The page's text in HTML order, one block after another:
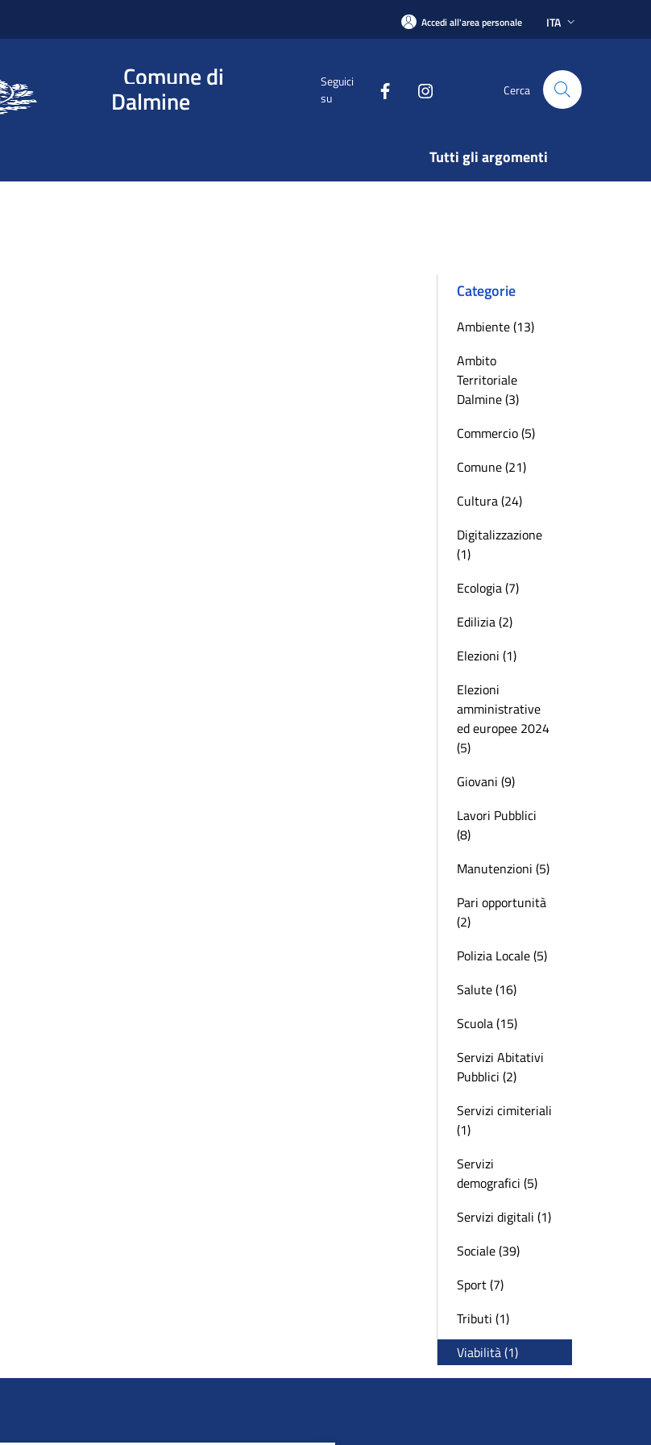
Accedi all'area personale ITA
Comune di
Dalmine
Seguici
su
Cerca
Tutti gli argomenti
Categorie
Ambiente (13)
Ambito
Territoriale
Dalmine (3)
Commercio (5)
Comune (21)
Cultura (24)
Digitalizzazione
(1)
Ecologia (7)
Edilizia (2)
Elezioni (1)
Elezioni
amministrative
ed europee 2024
(5)
Giovani (9)
Lavori Pubblici
(8)
Manutenzioni (5)
Pari opportunità
(2)
Polizia Locale (5)
Salute (16)
Scuola (15)
Servizi Abitativi
Pubblici (2)
Servizi cimiteriali
(1)
Servizi
demografici (5)
Servizi digitali (1)
Sociale (39)
Sport (7)
Tributi (1)
Viabilità (1)